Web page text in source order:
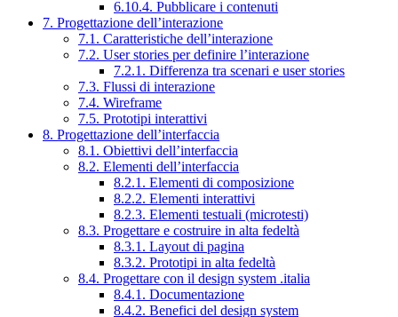
6.10.4. Pubblicare i contenuti
7. Progettazione dell’interazione
7.1. Caratteristiche dell’interazione
7.2. User stories per definire l’interazione
7.2.1. Differenza tra scenari e user stories
7.3. Flussi di interazione
7.4. Wireframe
7.5. Prototipi interattivi
8. Progettazione dell’interfaccia
8.1. Obiettivi dell’interfaccia
8.2. Elementi dell’interfaccia
8.2.1. Elementi di composizione
8.2.2. Elementi interattivi
8.2.3. Elementi testuali (microtesti)
8.3. Progettare e costruire in alta fedeltà
8.3.1. Layout di pagina
8.3.2. Prototipi in alta fedeltà
8.4. Progettare con il design system .italia
8.4.1. Documentazione
8.4.2. Benefici del design system